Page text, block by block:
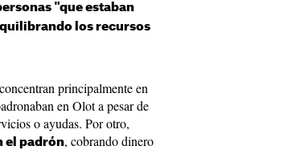
"que estaban
los recursos
principalmente en
en Olot a pesar de
o ayudas. Por otro,
el padrón, cobrando dinero